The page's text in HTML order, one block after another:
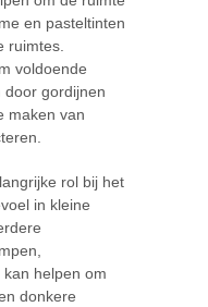
en pasteltinten
ruimtes.
voldoende
door gordijnen
maken van
rol bij het
in kleine
helpen om
donkere